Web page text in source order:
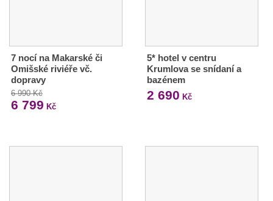
7 nocí na Makarské či
Omišské riviéře vč.
dopravy
6 990 Kč
6 799 Kč
5* hotel v centru
Krumlova se snídaní a
bazénem
2 690 Kč